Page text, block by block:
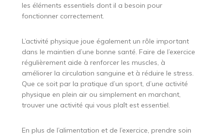
les éléments essentiels dont il a besoin pour
fonctionner correctement.
L’activité physique joue également un rôle important
dans le maintien d’une bonne santé. Faire de l’exercice
régulièrement aide à renforcer les muscles, à
améliorer la circulation sanguine et à réduire le stress.
Que ce soit par la pratique d’un sport, d’une activité
physique en plein air ou simplement en marchant,
trouver une activité qui vous plaît est essentiel.
En plus de l’alimentation et de l’exercice, prendre soin